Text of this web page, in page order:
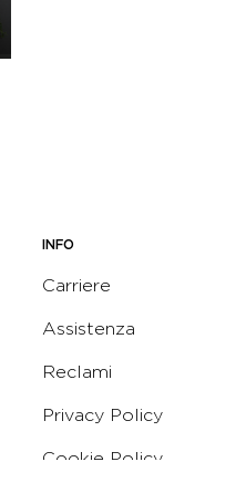
INFO
Carriere
Assistenza
Reclami
Privacy Policy
Cookie Policy